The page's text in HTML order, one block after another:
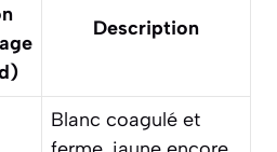
Description
Blanc coagulé et